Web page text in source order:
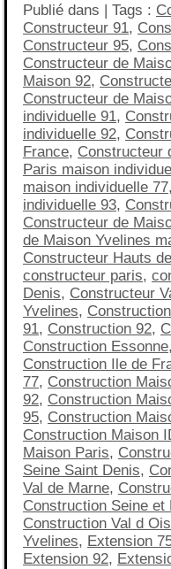
Publié dans | Tags :
Constructeur 91,
Constructeur 95,
Constructeur de
Maison 92,
Constructeur de
individuelle 91,
individuelle 92,
France, Constructeur
Paris maison
maison individuelle 77,
individuelle 93,
Constructeur de
de Maison Yvelines
Constructeur Hauts
constructeur paris,
Denis, Constructeur
Yvelines,
91, Construction 92,
Construction Essonne,
Construction Ile de
77, Construction
92, Construction
95, Construction
Construction Maison
Maison Paris,
Seine Saint Denis,
Val de Marne,
Construction Seine et
Construction Val d
Yvelines, Extension
Extension 92,